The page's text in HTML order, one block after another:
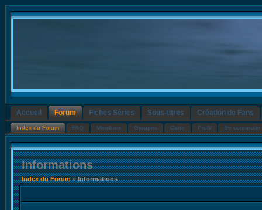
Accueil Forum Fiches Séries Sous-titres Création de Fans
Index du Forum FAQ Membres Groupes Carte Profil Se connecter
Informations
Index du Forum» Informations